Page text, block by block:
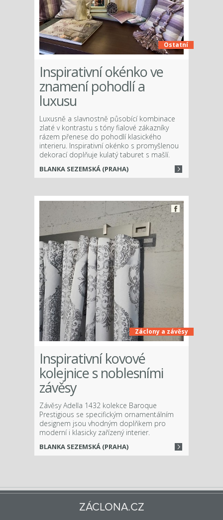
Ostatní
Inspirativní okénko ve
znamení pohodlí a
luxusu
Luxusně a slavnostně působící kombinace
zlaté v kontrastu s tóny fialové zákazníky
rázem přenese do pohodlí klasického
interieru. Inspirativní okénko s promyšlenou
dekorací doplňuje kulatý taburet s mašlí.
BLANKA SEZEMSKÁ (PRAHA)
Záclony a závěsy
Inspirativní kovové
kolejnice s noblesními
závěsy
Závěsy Adella 1432 kolekce Baroque
Prestigious se specifickým ornamentálním
designem jsou vhodným doplňkem pro
moderní i klasicky zařízený interier.
BLANKA SEZEMSKÁ (PRAHA)
ZÁCLONA.CZ